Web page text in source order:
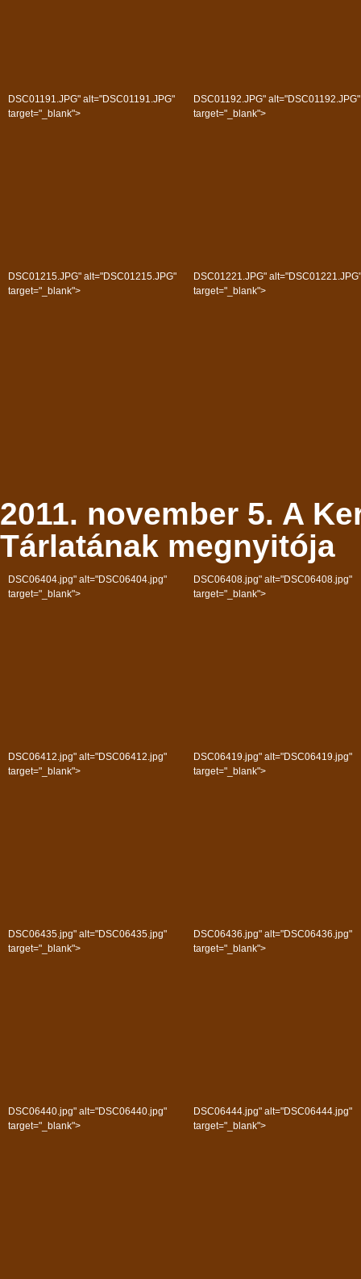
DSC01191.JPG" alt="DSC01191.JPG"
target="_blank">
DSC01192.JPG" alt="DSC01192.JPG"
target="_blank">
DSC01215.JPG" alt="DSC01215.JPG"
target="_blank">
DSC01221.JPG" alt="DSC01221.JPG"
target="_blank">
2011. november 5. A
Tárlatának megnyitója
DSC06404.jpg" alt="DSC06404.jpg"
target="_blank">
DSC06408.jpg" alt="DSC06408.jpg"
target="_blank">
DSC06412.jpg" alt="DSC06412.jpg"
target="_blank">
DSC06419.jpg" alt="DSC06419.jpg"
target="_blank">
DSC06435.jpg" alt="DSC06435.jpg"
target="_blank">
DSC06436.jpg" alt="DSC06436.jpg"
target="_blank">
DSC06440.jpg" alt="DSC06440.jpg"
target="_blank">
DSC06444.jpg" alt="DSC06444.jpg"
target="_blank">